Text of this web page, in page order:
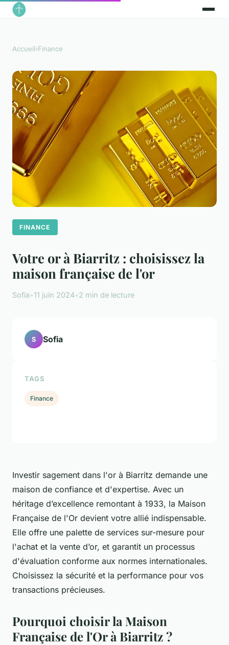
Accueil›Finance
FINANCE
Votre or à Biarritz : choisissez la
maison française de l'or
Sofia•11 juin 2024•2 min de lecture
Investir sagement dans l'or à Biarritz demande une
maison de confiance et d'expertise. Avec un
héritage d’excellence remontant à 1933, la Maison
Française de l'Or devient votre allié indispensable.
Elle offre une palette de services sur-mesure pour
l'achat et la vente d’or, et garantit un processus
d'évaluation conforme aux normes internationales.
Choisissez la sécurité et la performance pour vos
transactions précieuses.
Pourquoi choisir la Maison
Française de l'Or à Biarritz ?
S Sofia
TAGS
Finance